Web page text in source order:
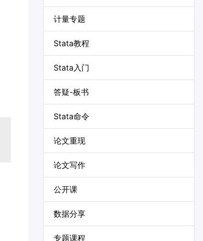
计量专题
Stata教程
Stata入门
答疑-板书
Stata命令
论文重现
论文写作
公开课
数据分享
专题课程